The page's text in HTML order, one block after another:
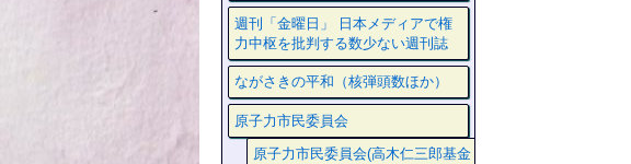
週刊「金曜日」 日本メディアで権
力中枢を批判する数少ない週刊誌
ながさきの平和（核弾頭数ほか）
原子力市民委員会
原子力市民委員会(高木仁三郎基金